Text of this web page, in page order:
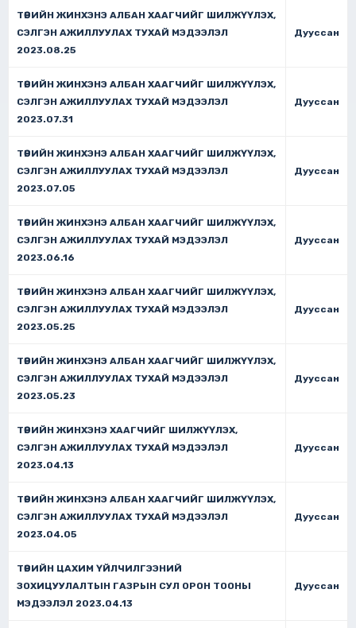
ТӨРИЙН ЖИНХЭНЭ АЛБАН ХААГЧИЙГ ШИЛЖҮҮЛЭХ,
СЭЛГЭН АЖИЛЛУУЛАХ ТУХАЙ МЭДЭЭЛЭЛ
2023.08.25
Дууссан
ТӨРИЙН ЖИНХЭНЭ АЛБАН ХААГЧИЙГ ШИЛЖҮҮЛЭХ,
СЭЛГЭН АЖИЛЛУУЛАХ ТУХАЙ МЭДЭЭЛЭЛ
2023.07.31
Дууссан
ТӨРИЙН ЖИНХЭНЭ АЛБАН ХААГЧИЙГ ШИЛЖҮҮЛЭХ,
СЭЛГЭН АЖИЛЛУУЛАХ ТУХАЙ МЭДЭЭЛЭЛ
2023.07.05
Дууссан
ТӨРИЙН ЖИНХЭНЭ АЛБАН ХААГЧИЙГ ШИЛЖҮҮЛЭХ,
СЭЛГЭН АЖИЛЛУУЛАХ ТУХАЙ МЭДЭЭЛЭЛ
2023.06.16
Дууссан
ТӨРИЙН ЖИНХЭНЭ АЛБАН ХААГЧИЙГ ШИЛЖҮҮЛЭХ,
СЭЛГЭН АЖИЛЛУУЛАХ ТУХАЙ МЭДЭЭЛЭЛ
2023.05.25
Дууссан
ТӨРИЙН ЖИНХЭНЭ АЛБАН ХААГЧИЙГ ШИЛЖҮҮЛЭХ,
СЭЛГЭН АЖИЛЛУУЛАХ ТУХАЙ МЭДЭЭЛЭЛ
2023.05.23
Дууссан
ТӨРИЙН ЖИНХЭНЭ ХААГЧИЙГ ШИЛЖҮҮЛЭХ,
СЭЛГЭН АЖИЛЛУУЛАХ ТУХАЙ МЭДЭЭЛЭЛ
2023.04.13
Дууссан
ТӨРИЙН ЖИНХЭНЭ АЛБАН ХААГЧИЙГ ШИЛЖҮҮЛЭХ,
СЭЛГЭН АЖИЛЛУУЛАХ ТУХАЙ МЭДЭЭЛЭЛ
2023.04.05
Дууссан
ТӨРИЙН ЦАХИМ ҮЙЛЧИЛГЭЭНИЙ
ЗОХИЦУУЛАЛТЫН ГАЗРЫН СУЛ ОРОН ТООНЫ
МЭДЭЭЛЭЛ 2023.04.13
Дууссан